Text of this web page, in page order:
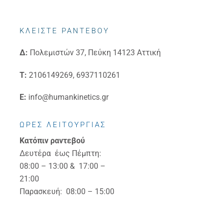
ΚΛΕΙΣΤΕ ΡΑΝΤΕΒΟΥ
Δ: Πολεμιστών 37, Πεύκη 14123 Αττική
Τ: 2106149269, 6937110261
E: info@humankinetics.gr
ΩΡΕΣ ΛΕΙΤΟΥΡΓΙΑΣ
Κατόπιν ραντεβού
Δευτέρα έως Πέμπτη:
08:00 – 13:00 & 17:00 –
21:00
Παρασκευή: 08:00 – 15:00